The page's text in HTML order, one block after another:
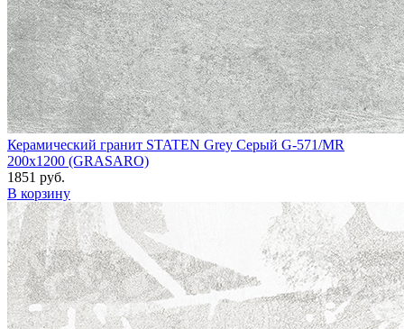
Керамический гранит STATEN Grey Серый G-571/MR
200x1200 (GRASARO)
1851 руб.
В корзину